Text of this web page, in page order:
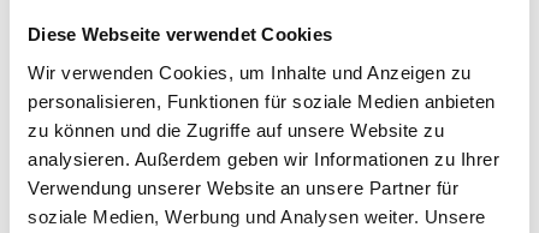
Diese Webseite verwendet Cookies
Wir verwenden Cookies, um Inhalte und Anzeigen zu
personalisieren, Funktionen für soziale Medien anbieten
zu können und die Zugriffe auf unsere Website zu
analysieren. Außerdem geben wir Informationen zu Ihrer
Verwendung unserer Website an unsere Partner für
soziale Medien, Werbung und Analysen weiter. Unsere
HELGOLAND bei einem Spaziergang, oder wandern
Sie entlang der Salzwiesen zur Aussichtsplattform.
Lassen Sie Ihre Auszeit an Bord ausklingen – wir
verwöhnen Sie gerne.
[Hier zum Event!]